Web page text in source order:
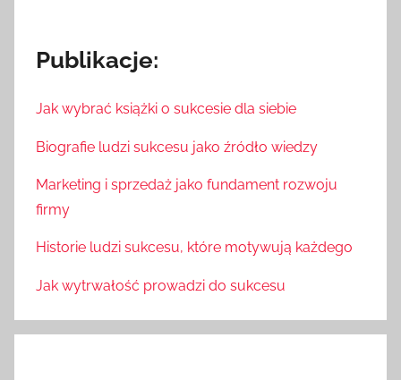
Publikacje:
Jak wybrać książki o sukcesie dla siebie
Biografie ludzi sukcesu jako źródło wiedzy
Marketing i sprzedaż jako fundament rozwoju
firmy
Historie ludzi sukcesu, które motywują każdego
Jak wytrwałość prowadzi do sukcesu